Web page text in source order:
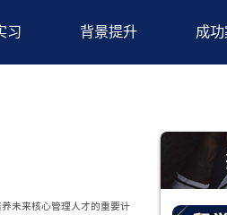
名企实习 背景提升